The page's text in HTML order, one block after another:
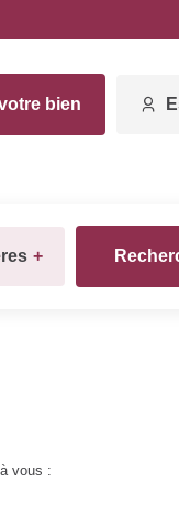
bien
+
vous :